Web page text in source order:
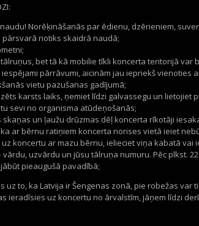
Norēķināšanās par ēdienu, dzērieniem,
notiks skaidrā naudā;
bet tā kā mobilie tīkli koncerta teritorijā var
pārrāvumi, aicinām jau iepriekš vienoties
vietu pazušanas gadījumā;
karsts laiks, ņemiet līdzi galvassegu un lietojiet
sevi no organisma atūdeņošanās;
skaņas un ļaužu drūzmas dēļ koncerta rīkotāji
ar bērnu ratiņiem koncerta norises vietā ieiet
koncertu ar mazu bērnu, ielieciet viņa kabatā vai
vārdu, uzvārdu un jūsu tālruņa numuru. Pēc plkst.
jābūt pieaugušā pavadībā;
uz to, ka Latvija ir Šengenas zonā, pie robežas
ieradīsies uz koncertu no ārvalstīm, jāņem līdzi